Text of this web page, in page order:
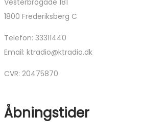
Vesterbrogade 181
1800 Frederiksberg C
Telefon: 33311440
Email: ktradio@ktradio.dk
CVR: 20475870
Åbningstider